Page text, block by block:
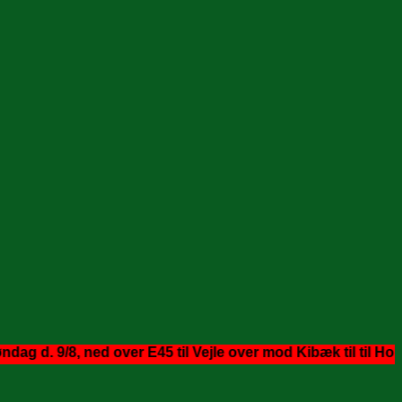
9/8, ned over E45 til Vejle over mod Kibæk til til